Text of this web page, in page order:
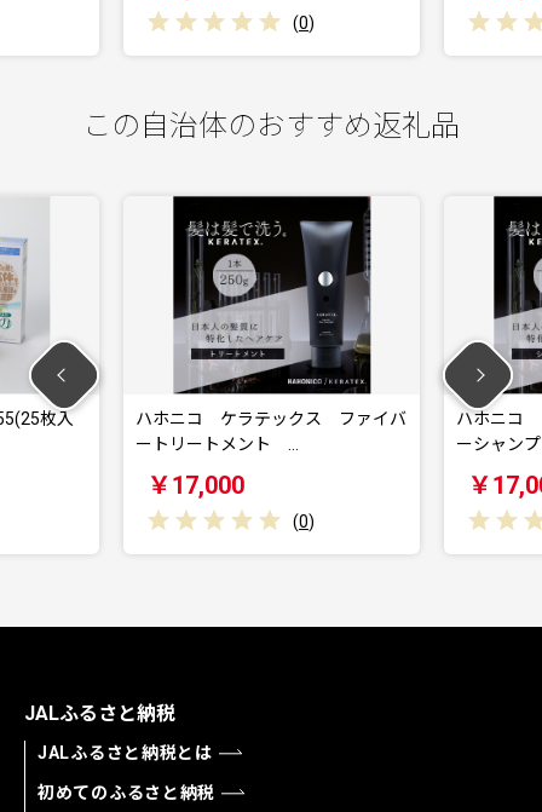
この自治体のおすすめ返礼品
コ ケラテックス ファイバ
ハホニコ ケラテックス ファイ
JALふるさと納税
JALふるさと納税とは
初めてのふるさと納税